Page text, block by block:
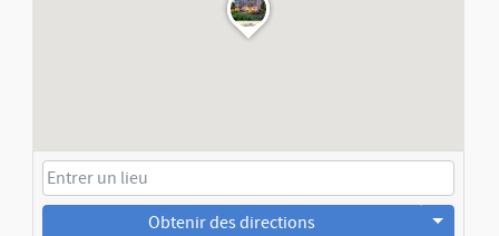
Obtenir des directions